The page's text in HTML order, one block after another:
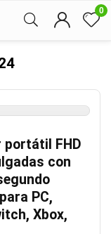
0
portátil FHD
con
PC,
Xbox,